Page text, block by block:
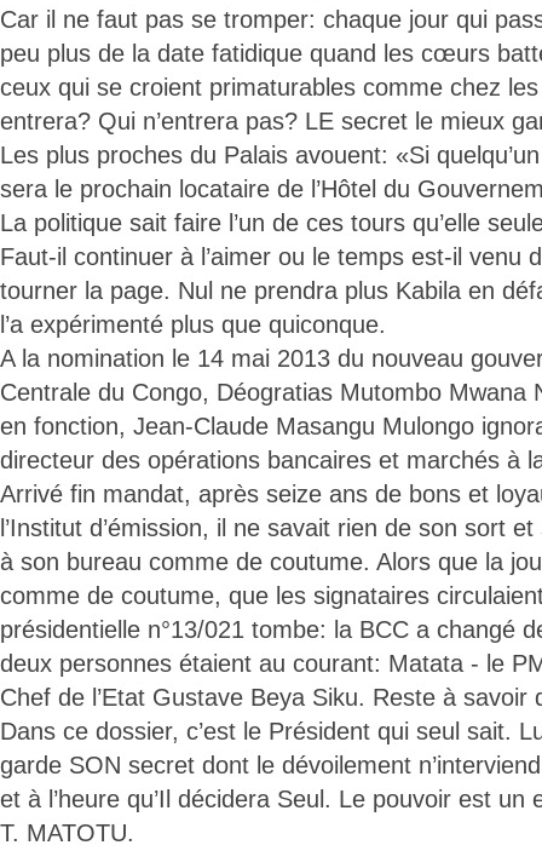
Car il ne faut pas se tromper: chaque jour qui
peu plus de la date fatidique quand les cœurs
ceux qui se croient primaturables comme chez
entrera? Qui n’entrera pas? LE secret le mieux
Les plus proches du Palais avouent: «Si
sera le prochain locataire de l’Hôtel du
La politique sait faire l’un de ces tours qu’elle
Faut-il continuer à l’aimer ou le temps est-il venu
tourner la page. Nul ne prendra plus Kabila en
l’a expérimenté plus que quiconque.
A la nomination le 14 mai 2013 du nouveau
Centrale du Congo, Déogratias Mutombo Mwana
en fonction, Jean-Claude Masangu Mulongo
directeur des opérations bancaires et marchés à
Arrivé fin mandat, après seize ans de bons et
l’Institut d’émission, il ne savait rien de son sort
à son bureau comme de coutume. Alors que la
comme de coutume, que les signataires
présidentielle n°13/021 tombe: la BCC a changé
deux personnes étaient au courant: Matata - le
Chef de l’Etat Gustave Beya Siku. Reste à savoir
Dans ce dossier, c’est le Président qui seul sait.
garde SON secret dont le dévoilement
et à l’heure qu’Il décidera Seul. Le pouvoir est un
T. MATOTU.